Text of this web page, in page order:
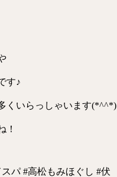
す♪
くいらっしゃいます(*^^*)
！
パ #高松もみほぐし #伏